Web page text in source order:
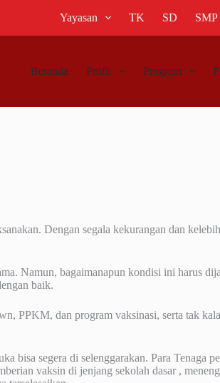
Yayasan TK SD SMP
Beranda Profil Program
Dengan segala kekurangan dan
Namun, bagaimanapun kondisi ini harus
baik.
PPKM, dan program vaksinasi, serta tak
bisa segera di selenggarakan. Para Tenaga
vaksin di jenjang sekolah dasar ,